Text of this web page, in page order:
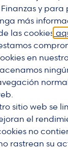
y para
más
las cookies
en
sitio web se
el
no
rastrean su